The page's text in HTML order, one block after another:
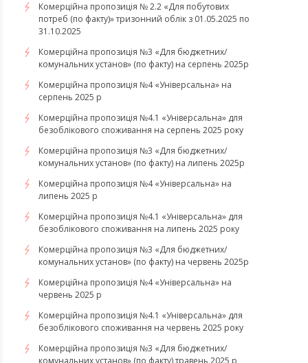
Комерційна пропозиція № 2.2 «Для побутових
потреб (по факту)» тризонний облік з 01.05.2025 по
31.10.2025
Комерційна пропозиція №3 «Для бюджетних/
комунальних установ» (по факту) на серпень 2025р
Комерційна пропозиція №4 «Універсальна» на
серпень 2025 р
Комерційна пропозиція №4.1 «Універсальна» для
безоблікового споживання на серпень 2025 року
Комерційна пропозиція №3 «Для бюджетних/
комунальних установ» (по факту) на липень 2025р
Комерційна пропозиція №4 «Універсальна» на
липень 2025 р
Комерційна пропозиція №4.1 «Універсальна» для
безоблікового споживання на липень 2025 року
Комерційна пропозиція №3 «Для бюджетних/
комунальних установ» (по факту) на червень 2025р
Комерційна пропозиція №4 «Універсальна» на
червень 2025 р
Комерційна пропозиція №4.1 «Універсальна» для
безоблікового споживання на червень 2025 року
Комерційна пропозиція №3 «Для бюджетних/
комунальних установ» (по факту) травень 2025 р